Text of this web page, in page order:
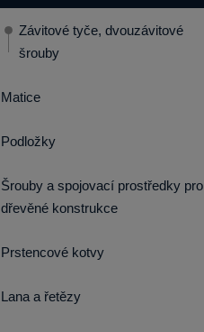
Závitové tyče, dvouzávitové
šrouby
Matice
Podložky
Šrouby a spojovací prostředky pro
dřevěné konstrukce
Prstencové kotvy
Lana a řetězy